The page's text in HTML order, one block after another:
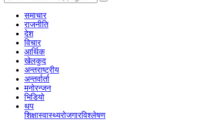
समाचार
राजनीति
देश
विचार
आर्थिक
खेलकुद
अन्तराष्ट्रीय
अन्तर्वार्ता
मनोरन्जन
भिडियो
थप
शिक्षास्वास्थ्यरोजगारविश्लेषण